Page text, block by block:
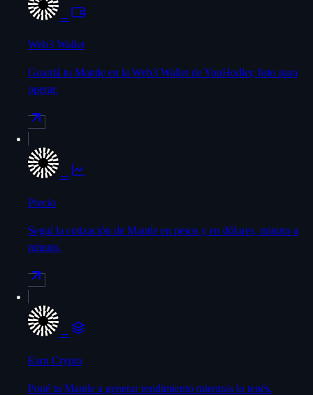
→
Web3 Wallet
Guardá tu Mantle en la Web3 Wallet de YouHodler, listo para
operar.
→
Precio
Seguí la cotización de Mantle en pesos y en dólares, minuto a
minuto.
→
Earn Crypto
Poné tu Mantle a generar rendimiento mientras lo tenés.